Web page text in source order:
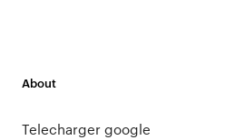
About
Telecharger google